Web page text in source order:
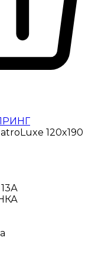
120x190